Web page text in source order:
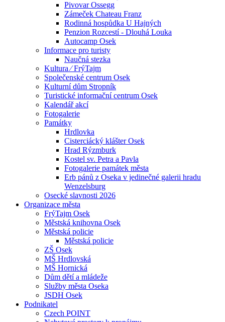
Pivovar Ossegg
Zámeček Chateau Franz
Rodinná hospůdka U Hajných
Penzion Rozcestí - Dlouhá Louka
Autocamp Osek
Informace pro turisty
Naučná stezka
Kultura ⁄ FrýTajm
Společenské centrum Osek
Kulturní dům Stropník
Turistické informační centrum Osek
Kalendář akcí
Fotogalerie
Památky
Hrdlovka
Cisterciácký klášter Osek
Hrad Rýzmburk
Kostel sv. Petra a Pavla
Fotogalerie památek města
Erb pánů z Oseka v jedinečné galerii hradu
Wenzelsburg
Osecké slavnosti 2026
Organizace města
FrýTajm Osek
Městská knihovna Osek
Městská policie
Městská policie
ZŠ Osek
MŠ Hrdlovská
MŠ Hornická
Dům dětí a mládeže
Služby města Oseka
JSDH Osek
Podnikatel
Czech POINT